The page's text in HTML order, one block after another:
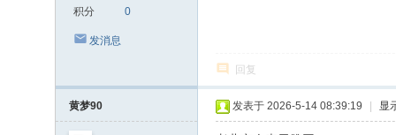
积分 0
发消息
回复
黄梦90 发表于 2026-5-14 08:39:19 显